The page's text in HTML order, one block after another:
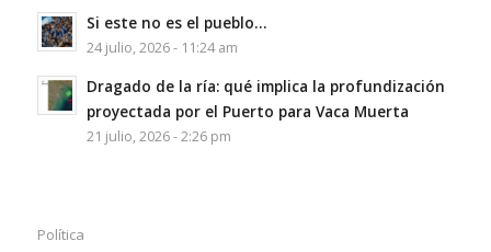
Si este no es el pueblo…
24 julio, 2026 - 11:24 am
Dragado de la ría: qué implica la profundización
proyectada por el Puerto para Vaca Muerta
21 julio, 2026 - 2:26 pm
Política